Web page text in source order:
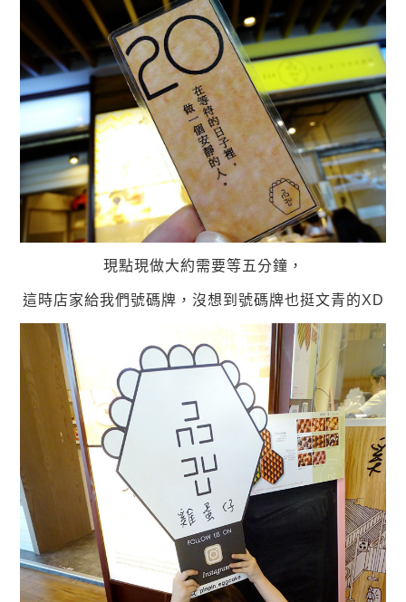
現點現做大約需要等五分鐘，
這時店家給我們號碼牌，沒想到號碼牌也挺文青的XD